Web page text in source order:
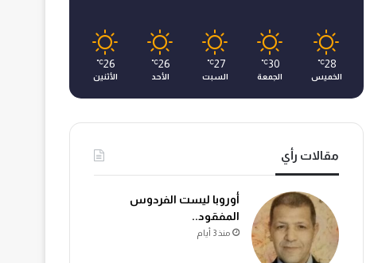
28
℃
الخميس
30
℃
الجمعة
27
℃
السبت
26
℃
الأحد
26
℃
الأثنين
مقالات رأي
أوروبا ليست الفردوس
المفقود..
منذ 3 أيام